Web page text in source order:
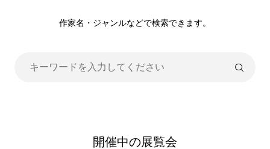
作家名・ジャンルなどで検索できます。
開催中の展覧会